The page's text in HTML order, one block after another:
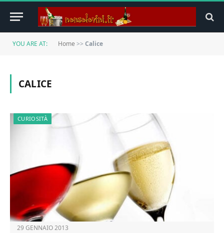
YOU ARE AT: Home >> Calice
CALICE
CURIOSITÀ
29 GENNAIO 2013